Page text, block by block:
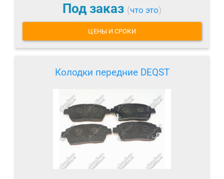
Под заказ (что это)
ЦЕНЫ И СРОКИ
Колодки передние DEQST